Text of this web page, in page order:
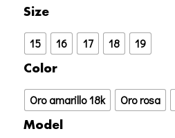
Size
15 16 17 18 19
Color
Oro amarillo 18k Oro rosa
Model
Cartier
Pulsera
Mejor
Clon
Replica
B6035516